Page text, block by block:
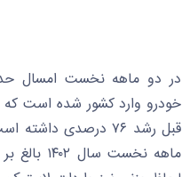
خودرو وارد کشور شده است
قبل رشد ۷۶ درصدی